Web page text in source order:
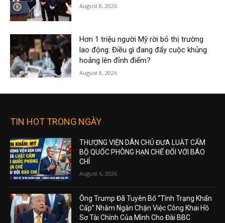
August 8, 2026
Hơn 1 triệu người Mỹ rời bỏ thị trường
lao động: Điều gì đang đẩy cuộc khủng
hoảng lên đỉnh điểm?
August 8, 2026
TIN HOT TRONG NGÀY
THƯỢNG VIỆN DÂN CHỦ ĐƯA LUẬT CẤM
BỘ QUỐC PHÒNG HẠN CHẾ ĐỐI VỚI BÁO
CHÍ
August 6, 2026
Ông Trump Đã Tuyên Bố “Tình Trạng Khẩn
Cấp” Nhằm Ngăn Chặn Việc Công Khai Hồ
Sơ Tài Chính Của Mình Cho Đài BBC